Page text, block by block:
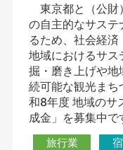
東京都と（公財
の自主的なサステ
るため、社会経済
地域におけるサス
掘・磨き上げや
続可能な観光まち
和8年度 地域のサ
成金」を募集中で
旅行業